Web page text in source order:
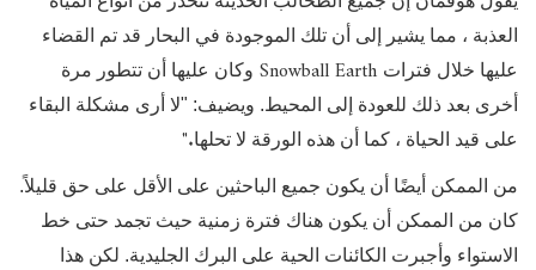
العذبة ، مما يشير إلى أن تلك الموجودة في البحار قد تم القضاء
عليها خلال فترات Snowball Earth وكان عليها أن تتطور مرة
أخرى بعد ذلك للعودة إلى المحيط. ويضيف: "لا أرى مشكلة البقاء
على قيد الحياة ، كما أن هذه الورقة لا تحلها".
من الممكن أيضًا أن يكون جميع الباحثين على الأقل على حق قليلاً.
كان من الممكن أن يكون هناك فترة زمنية حيث تجمد حتى خط
الاستواء وأجبرت الكائنات الحية على البرك الجليدية. لكن هذا